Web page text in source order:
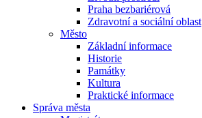
Praha bezbariérová
Zdravotní a sociální oblast
Město
Základní informace
Historie
Památky
Kultura
Praktické informace
Správa města